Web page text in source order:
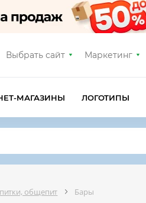
Выбрать сайт Маркетинг
МАГАЗИНЫ ЛОГОТИПЫ
общепит Бары